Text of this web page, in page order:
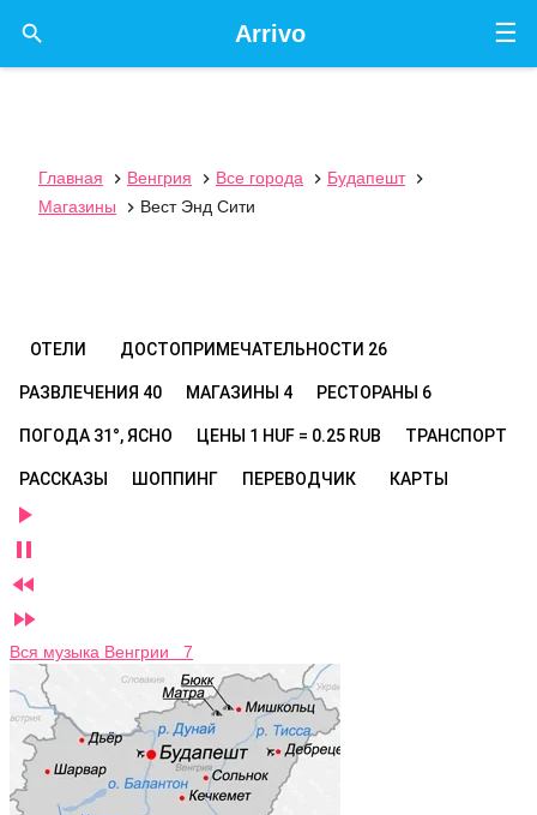
☰
Arrivo

Главная  Венгрия  Все города  Будапешт

Магазины
 Вест Энд Сити
ОТЕЛИ ДОСТОПРИМЕЧАТЕЛЬНОСТИ 26
РАЗВЛЕЧЕНИЯ 40 МАГАЗИНЫ 4 РЕСТОРАНЫ 6
ПОГОДА 31°, ЯСНО ЦЕНЫ 1 HUF = 0.25 RUB ТРАНСПОРТ
РАССКАЗЫ ШОППИНГ ПЕРЕВОДЧИК КАРТЫ




Вся музыка Венгрии 7